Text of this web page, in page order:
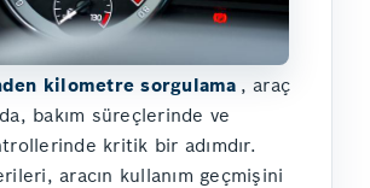
kilometre sorgulama , araç
bakım süreçlerinde ve
kritik bir adımdır.
aracın kullanım geçmişini